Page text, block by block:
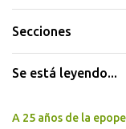
Secciones
Se está leyendo...
A 25 años de la